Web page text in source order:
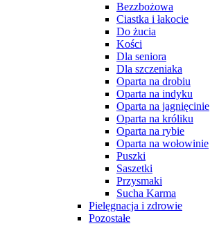
Bezzbożowa
Ciastka i łakocie
Do żucia
Kości
Dla seniora
Dla szczeniaka
Oparta na drobiu
Oparta na indyku
Oparta na jagnięcinie
Oparta na króliku
Oparta na rybie
Oparta na wołowinie
Puszki
Saszetki
Przysmaki
Sucha Karma
Pielęgnacja i zdrowie
Pozostałe